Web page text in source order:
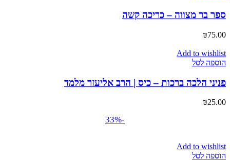
ספר בר מצווה – כריכה קשה
₪75.00
Add to wishlist
הוספה לסל
פניני הלכה ברכות – כיס | הרב אליעזר מלמד
₪25.00
-33%
Add to wishlist
הוספה לסל